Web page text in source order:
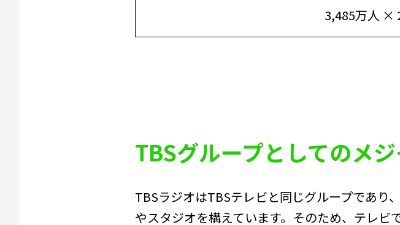
3,485万人 ×
TBSグループとしてのメ
TBSラジオはTBSテレビと同じグループであり
やスタジオを構えています。そのため、テレ